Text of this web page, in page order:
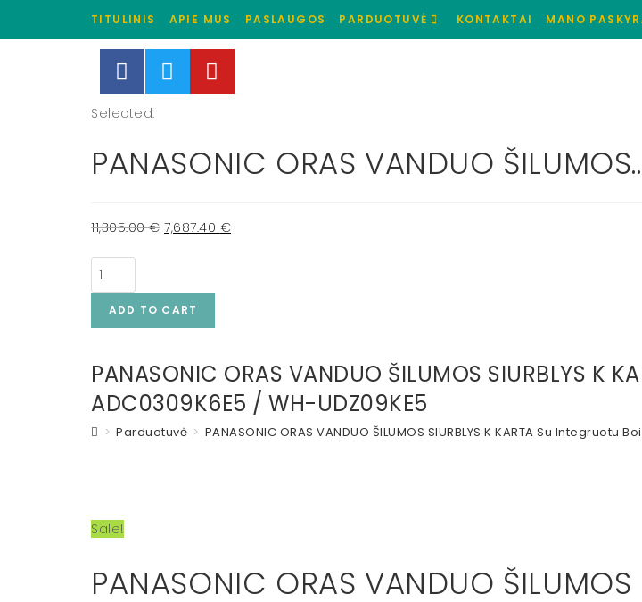
TITULINIS APIE MUS PASLAUGOS PARDUOTUVĖ KONTAKTAI MANO
Selected:
PANASONIC ORAS VANDUO
11,305.00€ 7,687.40 €
ADD TO CART
PANASONIC ORAS VANDUO ŠILUMOS SIURBLYS
ADC0309K6E5 / WH-UDZ09KE5
> Parduotuvė > PANASONIC ORAS VANDUO ŠILUMOS SIURBLYS K KARTA Su Integruotu
Sale!
PANASONIC ORAS VANDUO ŠILUMOS